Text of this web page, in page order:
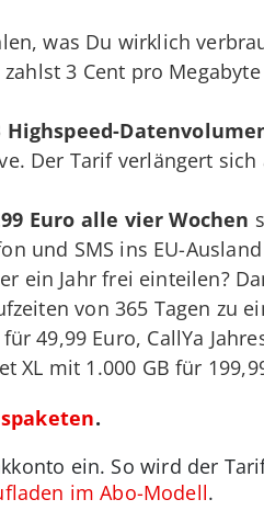
was Du wirklich
3 Cent pro Megabyte
Highspeed-
Der Tarif verlängert
Euro alle vier Wochen
und SMS ins EU-
ein Jahr frei einteilen?
von 365 Tagen zu
49,99 Euro, CallYa
XL mit 1.000 GB für
.
ein. So wird der
im Abo-Modell.